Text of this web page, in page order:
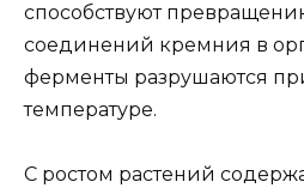
способствуют
соединений кремния в
ферменты разрушаются
температуре.
С ростом растений